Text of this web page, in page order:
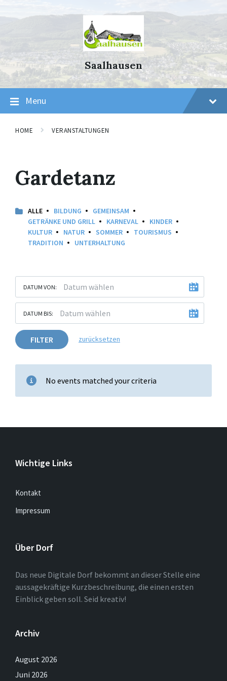
Saalhausen
Menu
HOME VERANSTALTUNGEN
Gardetanz
ALLE BILDUNG
GEMEINSAM
GETRÄNKE UND GRILL
KARNEVAL
KINDER
KULTUR
NATUR SOMMER
TOURISMUS
TRADITION
UNTERHALTUNG
DATUM VON:
DATUM BIS:
FILTER zurücksetzen
No events matched your criteria
Wichtige Links
Kontakt
Impressum
Über Dorf
Das neue Digitale Dorf bekommt an dieser Stelle eine
aussagekräftige Kurzbeschreibung, die einen ersten
Einblick geben soll. Seid kreativ!
Archiv
August 2026
Juni 2026